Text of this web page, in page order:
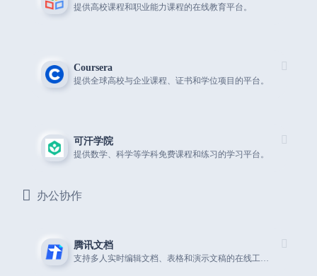
提供高校课程和职业能力课程的在线教育平台。
Coursera
提供全球高校与企业课程、证书和学位项目的平台。
可汗学院
提供数学、科学等学科免费课程和练习的学习平台。
办公协作
腾讯文档
支持多人实时编辑文档、表格和演示文稿的在线工具。